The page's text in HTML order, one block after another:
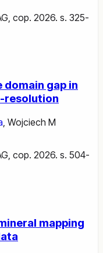
cop. 2026. s. 325-
gap in
resolution
Wojciech M
cop. 2026. s. 504-
mapping